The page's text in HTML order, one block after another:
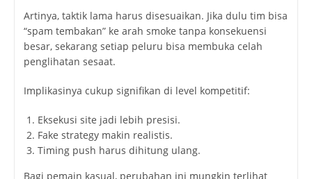
Artinya, taktik lama harus disesuaikan. Jika dulu tim bisa
“spam tembakan” ke arah smoke tanpa konsekuensi
besar, sekarang setiap peluru bisa membuka celah
penglihatan sesaat.
Implikasinya cukup signifikan di level kompetitif:
Eksekusi site jadi lebih presisi.
Fake strategy makin realistis.
Timing push harus dihitung ulang.
Bagi pemain kasual, perubahan ini mungkin terlihat